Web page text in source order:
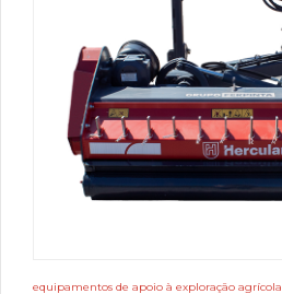
equipamentos de apoio à exploração agrícola